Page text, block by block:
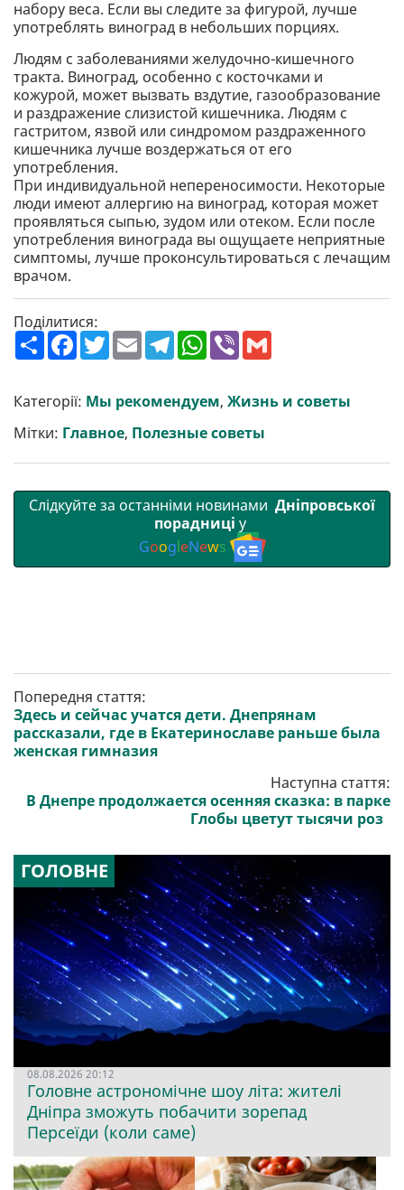
набору веса. Если вы следите за фигурой, лучше
употреблять виноград в небольших порциях.
Людям с заболеваниями желудочно-кишечного
тракта. Виноград, особенно с косточками и
кожурой, может вызвать вздутие, газообразование
и раздражение слизистой кишечника. Людям с
гастритом, язвой или синдромом раздраженного
кишечника лучше воздержаться от его
употребления.
При индивидуальной непереносимости. Некоторые
люди имеют аллергию на виноград, которая может
проявляться сыпью, зудом или отеком. Если после
употребления винограда вы ощущаете неприятные
симптомы, лучше проконсультироваться с лечащим
врачом.
Поділитися:
П
о
р
и
т
и
F
a
b
o
o
k
T
w
t
e
r
E
m
l
T
e
g
r
a
m
W
h
s
A
p
p
V
r l
Категорії: Мы рекомендуем, Жизнь и советы
Мітки: Главное, Полезные советы
Слідкуйте за останніми новинами Дніпровської
порадниці у
GoogleNews
Попередня стаття:
Здесь и сейчас учатся дети. Днепрянам
рассказали, где в Екатеринославе раньше была
женская гимназия
Наступна стаття:
В Днепре продолжается осенняя сказка: в парке
Глобы цветут тысячи роз
ГОЛОВНЕ
08.08.2026 20:12
Головне астрономічне шоу літа: жителі
Дніпра зможуть побачити зорепад
Персеїди (коли саме)